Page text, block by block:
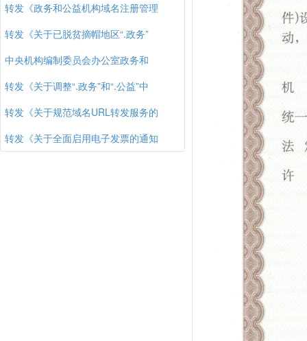
转发《政务和公益机构域名注册管理
转发《关于已脱贫摘帽地区“.政务”
中央机构编制委员会办公室政务和
转发《关于调整“.政务”和“.公益”中
转发《关于规范域名URL转发服务的
转发《关于全面启用电子发票的通知